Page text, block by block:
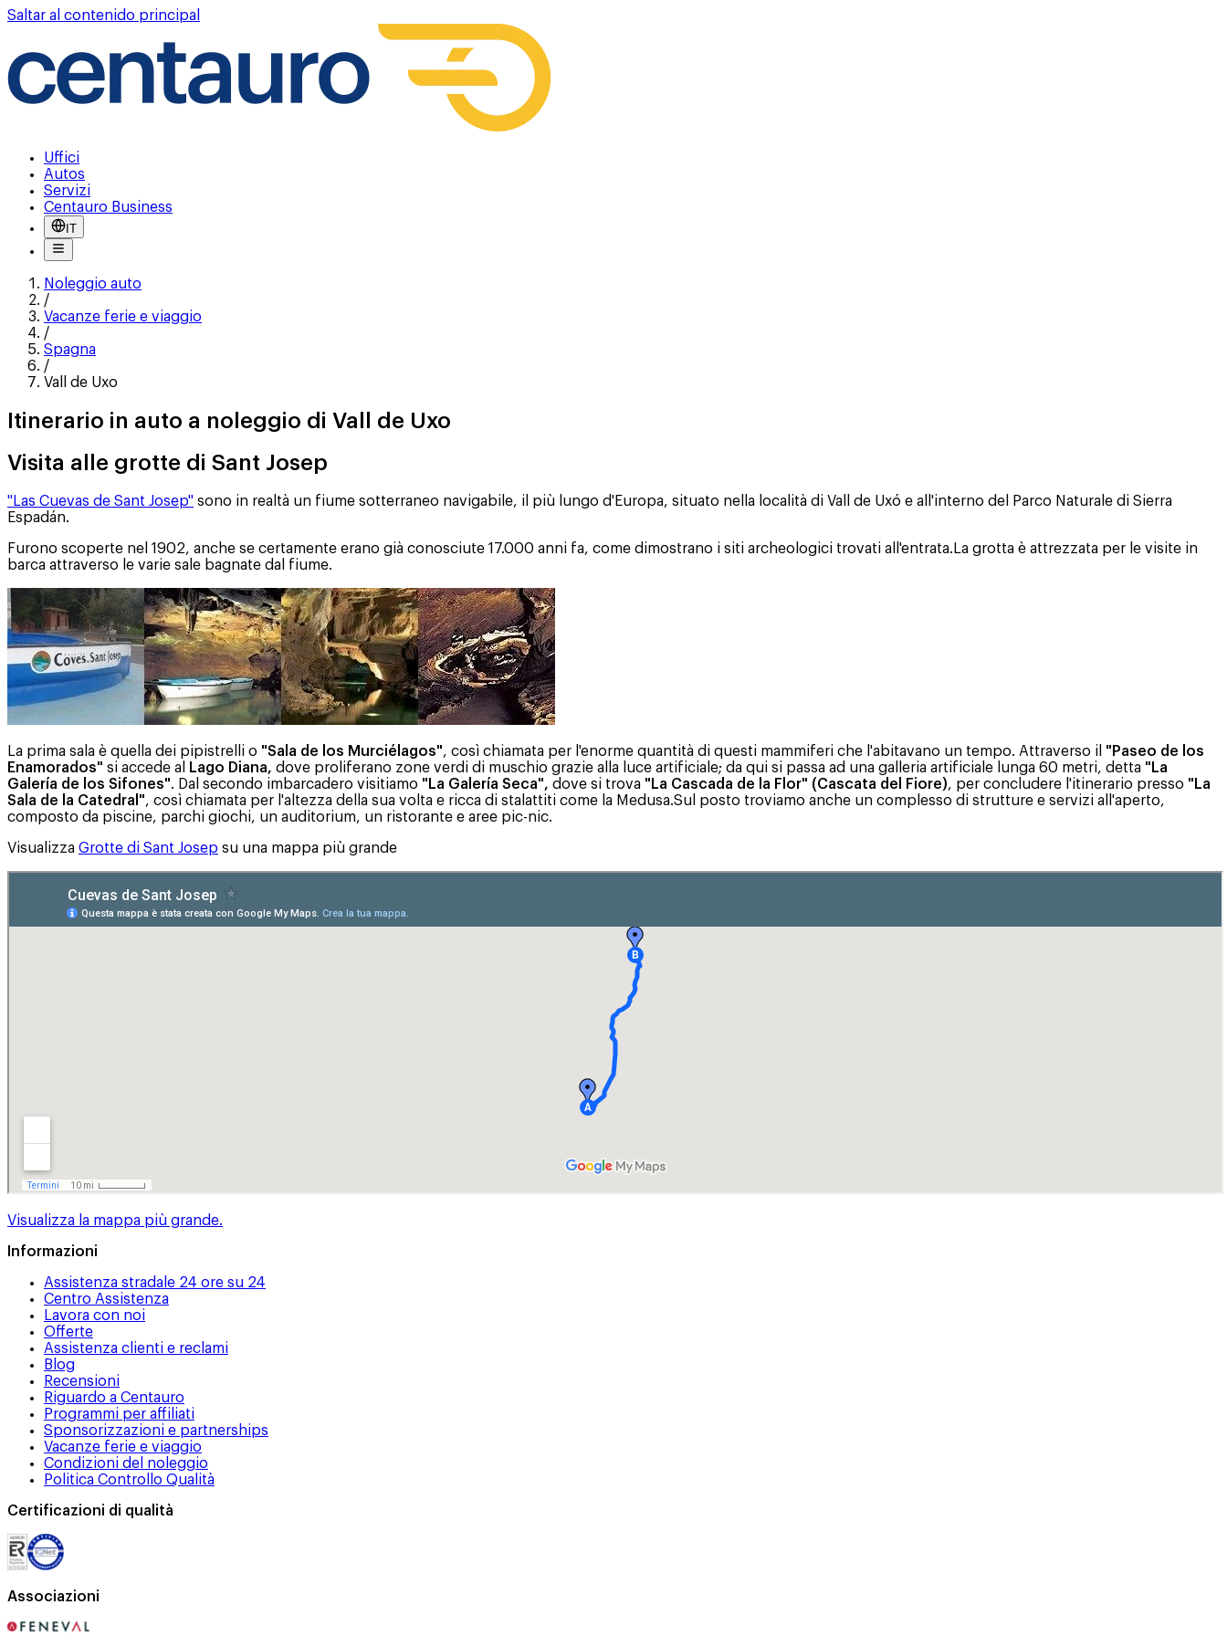
Saltar al contenido principal
Uffici
Autos
Servizi
Centauro Business
IT
Noleggio auto
/
Vacanze ferie e viaggio
/
Spagna
/
Vall de Uxo
Itinerario in auto a noleggio di Vall de Uxo
Visita alle grotte di Sant Josep
"Las Cuevas de Sant Josep" sono in realtà un fiume sotterraneo navigabile, il più lungo d'Europa, situato nella località di Vall de Uxó e all'interno del Parco Naturale di Sierra
Espadán.
Furono scoperte nel 1902, anche se certamente erano già conosciute 17.000 anni fa, come dimostrano i siti archeologici trovati all'entrata.La grotta è attrezzata per le visite in
barca attraverso le varie sale bagnate dal fiume.
La prima sala è quella dei pipistrelli o "Sala de los Murciélagos", così chiamata per l'enorme quantità di questi mammiferi che l'abitavano un tempo. Attraverso il "Paseo de los
Enamorados" si accede al Lago Diana, dove proliferano zone verdi di muschio grazie alla luce artificiale; da qui si passa ad una galleria artificiale lunga 60 metri, detta "La
Galería de los Sifones". Dal secondo imbarcadero visitiamo "La Galería Seca", dove si trova "La Cascada de la Flor" (Cascata del Fiore), per concludere l'itinerario presso "La
Sala de la Catedral", così chiamata per l'altezza della sua volta e ricca di stalattiti come la Medusa.Sul posto troviamo anche un complesso di strutture e servizi all'aperto,
composto da piscine, parchi giochi, un auditorium, un ristorante e aree pic-nic.
Visualizza Grotte di Sant Josep su una mappa più grande
Visualizza la mappa più grande.
Informazioni
Assistenza stradale 24 ore su 24
Centro Assistenza
Lavora con noi
Offerte
Assistenza clienti e reclami
Blog
Recensioni
Riguardo a Centauro
Programmi per affiliati
Sponsorizzazioni e partnerships
Vacanze ferie e viaggio
Condizioni del noleggio
Politica Controllo Qualità
Certificazioni di qualità
Associazioni